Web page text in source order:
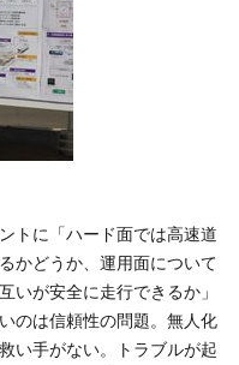
トに「ハード面では高速道
かどうか、運用面について
いが安全に走行できるか」
のは信頼性の問題。無人化
い手がない。トラブルが起